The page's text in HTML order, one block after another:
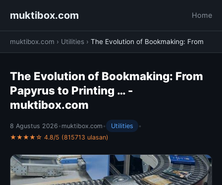
muktibox.com Home
muktibox.com › Utilities › The Evolution of Bookmaking: From
The Evolution of Bookmaking: From
Papyrus to Printing … -
muktibox.com
8 Agustus 2026 • muktibox.com • Utilities
•
★★★★☆ 4.8/5 (815713 ulasan)